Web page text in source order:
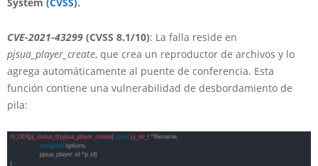
CVE-2021-43299 (CVSS 8.1/10): La falla reside en
pjsua_player_create, que crea un reproductor de archivos y lo
agrega automáticamente al puente de conferencia. Esta
función contiene una vulnerabilidad de desbordamiento de
pila: